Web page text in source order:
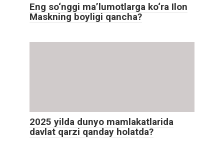
Eng so‘nggi maʼlumotlarga ko‘ra Ilon
Maskning boyligi qancha?
2025 yilda dunyo mamlakatlarida
davlat qarzi qanday holatda?